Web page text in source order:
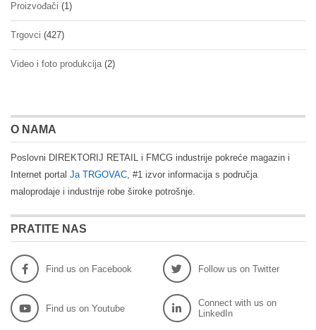
Proizvođači (1)
Trgovci (427)
Video i foto produkcija(2)
O NAMA
Poslovni DIREKTORIJ RETAIL i FMCG industrije pokreće magazin i
Internet portal Ja TRGOVAC, #1 izvor informacija s područja
maloprodaje i industrije robe široke potrošnje.
PRATITE NAS
Find us on Facebook Follow us on Twitter
Find us on Youtube
Connect with us on
LinkedIn